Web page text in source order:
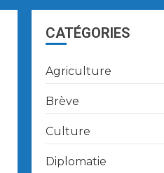
CATÉGORIES
Agriculture
Brève
Culture
Diplomatie